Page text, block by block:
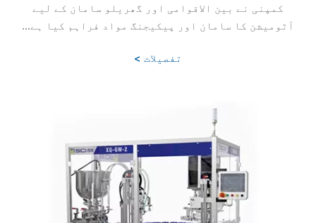
کمپنی نے بین الاقوامی اور گھریلو سامان کے لیے
آٹومیشن کا سامان اور پیکیجنگ مواد فراہم کیا ہے...
تفصیلات >